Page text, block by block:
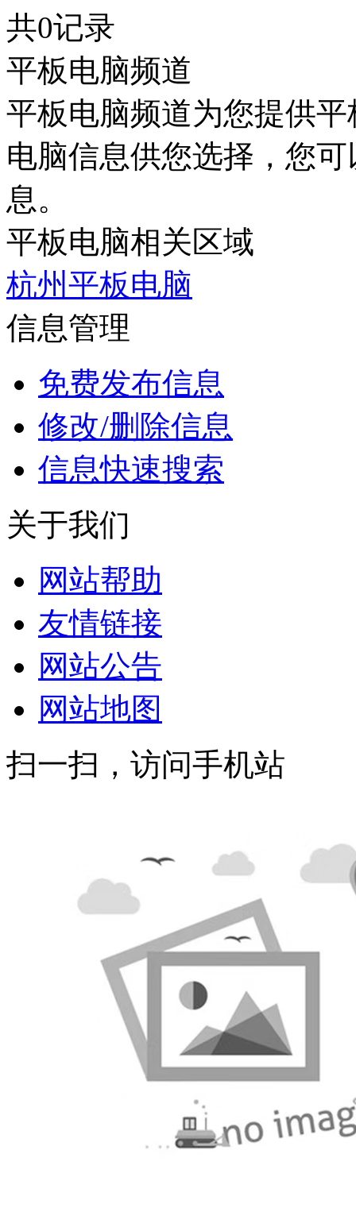
共0记录
平板电脑频道
平板电脑频道为您提供
电脑信息供您选择，您
息。
平板电脑相关区域
杭州平板电脑
信息管理
免费发布信息
修改/删除信息
信息快速搜索
关于我们
网站帮助
友情链接
网站公告
网站地图
扫一扫，访问手机站